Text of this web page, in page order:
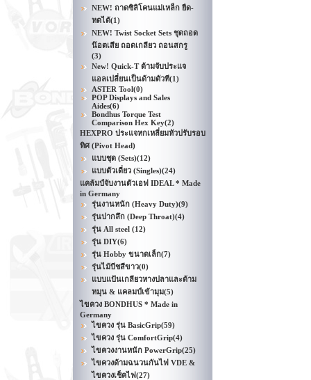
NEW! ถาดซิลิโคนแม่เหล็ก ยืด-
หดได้(1)
NEW! Twist Socket Sets ชุดถอด
น๊อตเสีย ถอดเกลียว ถอนสกรู
(3)
New! Quick-T ด้ามจับประแจ
แอลเปลี่ยนเป็นด้ามตัวที(1)
ASTER Tool(0)
POP Displays and Sales
Aides(6)
Bondhus Torque Test
Comparison Hex Key(2)
HEXPRO ประแจหกเหลี่ยมหัวปรับรอบ
ทิศ (Pivot Head)
แบบชุด (Sets)(12)
แบบตัวเดี่ยว (Singles)(24)
แคล้มป์จับงานตัวเอฟ IDEAL * Made
in Germany
รุ่นงานหนัก (Heavy Duty)(9)
รุ่นปากลึก (Deep Throat)(4)
รุ่น All steel (12)
รุ่น DIY(6)
รุ่น Hobby ขนาดเล็ก(7)
รุ่นไม้บีชสีขาว(0)
แบบแป้นเกลียวหางปลาและด้าม
หมุน & แคลมป์เข้ามุม(5)
ไขควง BONDHUS * Made in
Germany
ไขควง รุ่น BasicGrip(59)
ไขควง รุ่น ComfortGrip(4)
ไขควงงานหนัก PowerGrip(25)
ไขควงด้ามฉนวนกันไฟ VDE &
ไขควงเช็คไฟ(27)